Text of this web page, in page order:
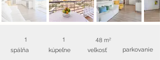
1
spálňa
1
kúpeľne
48 m²
veľkosť parkovanie